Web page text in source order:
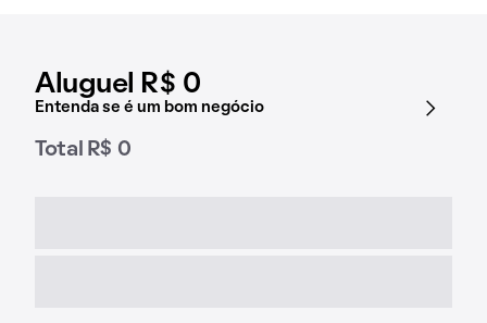
Aluguel R$ 0
Entenda se é um bom negócio
Total R$ 0